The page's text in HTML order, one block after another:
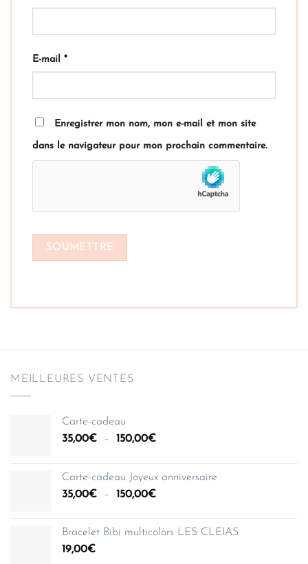
E-mail *
Enregistrer mon nom, mon e-mail et mon site
dans le navigateur pour mon prochain commentaire.
MEILLEURES VENTES
Carte-cadeau
35,00€ – 150,00€Plage
35,00€
à
Carte-cadeau Joyeux anniversaire
35,00€ – 150,00€Plage
35,00€
Bracelet Bibi multicolors LES CLEIAS
19,00€